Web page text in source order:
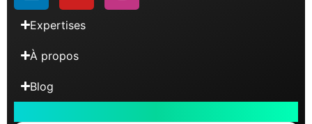
Expertises
À propos
Blog